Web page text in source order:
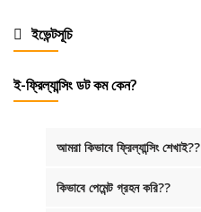
ইভেন্টসূচি
ই-ফ্রিল্যান্সিং ডট কম কেন?
আমরা কিভাবে ফ্রিল্যান্সিং শেখাই??
কিভাবে পেমেন্ট গ্রহন করি??